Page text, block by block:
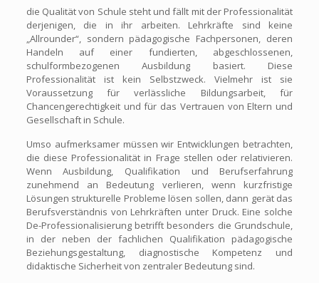
die Qualität von Schule steht und fällt mit der Professionalität
derjenigen, die in ihr arbeiten. Lehrkräfte sind keine
„Allrounder“, sondern pädagogische Fachpersonen, deren
Handeln auf einer fundierten, abgeschlossenen,
schulformbezogenen Ausbildung basiert. Diese
Professionalität ist kein Selbstzweck. Vielmehr ist sie
Voraussetzung für verlässliche Bildungsarbeit, für
Chancengerechtigkeit und für das Vertrauen von Eltern und
Gesellschaft in Schule.
Umso aufmerksamer müssen wir Entwicklungen betrachten,
die diese Professionalität in Frage stellen oder relativieren.
Wenn Ausbildung, Qualifikation und Berufserfahrung
zunehmend an Bedeutung verlieren, wenn kurzfristige
Lösungen strukturelle Probleme lösen sollen, dann gerät das
Berufsverständnis von Lehrkräften unter Druck. Eine solche
De-Professionalisierung betrifft besonders die Grundschule,
in der neben der fachlichen Qualifikation pädagogische
Beziehungsgestaltung, diagnostische Kompetenz und
didaktische Sicherheit von zentraler Bedeutung sind.